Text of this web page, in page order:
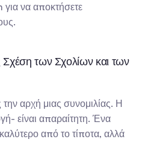
να αποκτήσετε
των Σχολίων και των
αρχή μιας συνομιλίας. Η
είναι απαραίτητη. Ένα
από το τίποτα, αλλά